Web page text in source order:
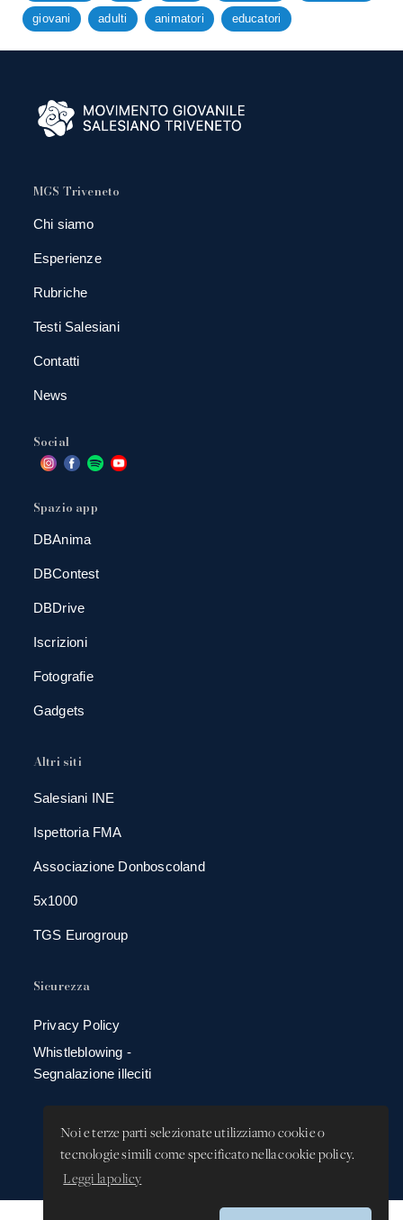
Noi e terze parti selezionate utilizziamo cookie o
tecnologie simili come specificato nella cookie policy.
Leggi la policy
giovani adulti animatori educatori
MGS Triveneto
Chi siamo
Esperienze
Rubriche
Testi Salesiani
Contatti
News
Social
Spazio app
DBAnima
DBContest
DBDrive
Iscrizioni
Fotografie
Gadgets
Altri siti
Salesiani INE
Ispettoria FMA
Associazione Donboscoland
5x1000
TGS Eurogroup
Sicurezza
Privacy Policy
Whistleblowing -
Segnalazione illeciti